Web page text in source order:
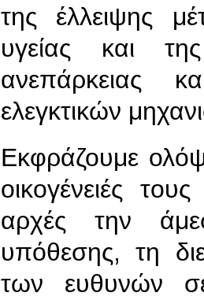
της έλλειψης
υγείας και
ανεπάρκειας
ελεγκτικών
Εκφράζουμε
οικογένειές
αρχές την
υπόθεσης, τη
των ευθυνών